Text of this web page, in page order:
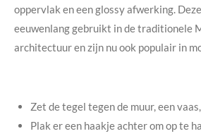
oppervlak en een glossy afwerking.
eeuwenlang gebruikt in de traditionele
architectuur en zijn nu ook populair in
Zet de tegel tegen de muur, een
Plak er een haakje achter om op te